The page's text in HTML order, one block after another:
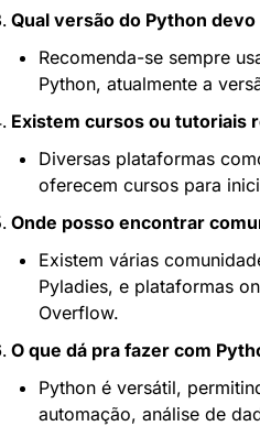
Qual versão do Python devo
Recomenda-se sempre
Python, atualmente a
Existem cursos ou tutoriais
Diversas plataformas
oferecem cursos para
Onde posso encontrar
Existem várias
Pyladies, e plataformas
Overflow.
O que dá pra fazer com
Python é versátil,
automação, análise de